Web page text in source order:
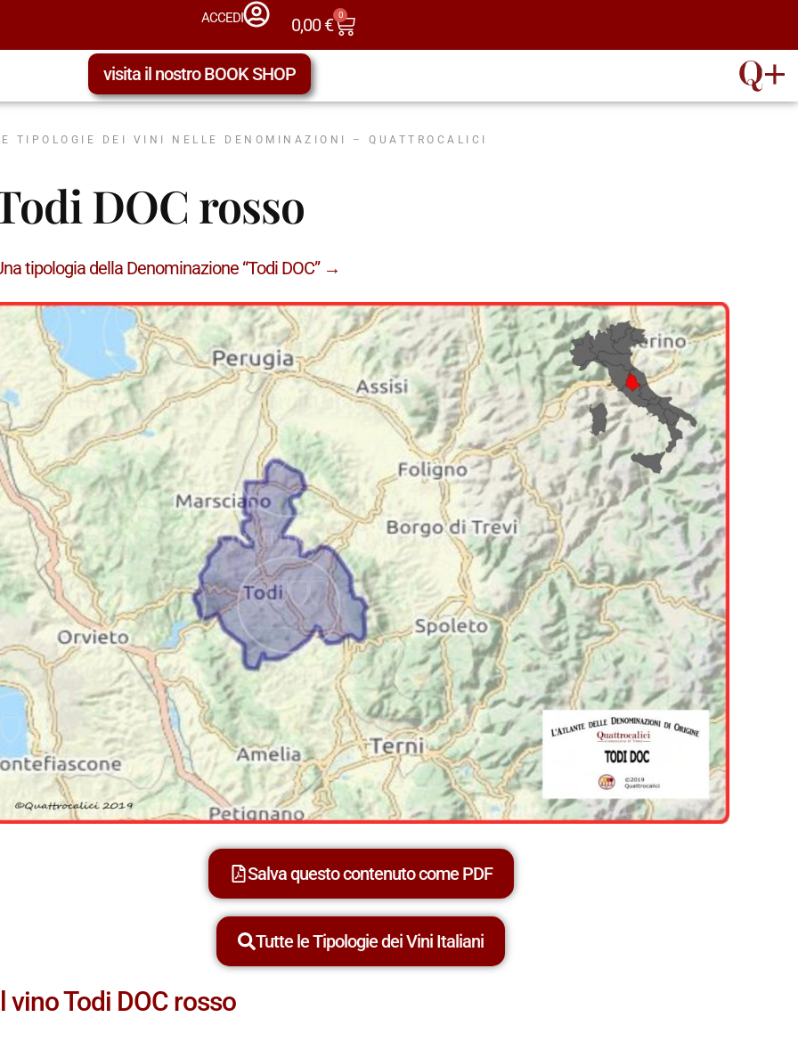
ACCEDI 0,00€ 0
visita il nostro BOOK SHOP
TIPOLOGIE DEI VINI NELLE DENOMINAZIONI – QUATTROCALICI
DOC rosso
tipologia della Denominazione “Todi DOC” →
Salva questo contenuto come PDF
Tutte le Tipologie dei Vini Italiani
vino Todi DOC rosso